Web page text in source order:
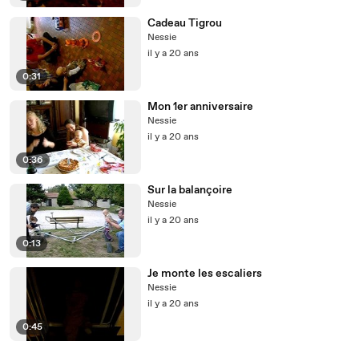
0:31
Cadeau Tigrou
Nessie
il y a 20 ans
0:36
Mon 1er anniversaire
Nessie
il y a 20 ans
0:13
Sur la balançoire
Nessie
il y a 20 ans
0:45
Je monte les escaliers
Nessie
il y a 20 ans